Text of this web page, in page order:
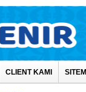
CLIENT KAMI